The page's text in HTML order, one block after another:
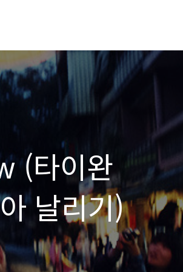
(타이완
날리기)